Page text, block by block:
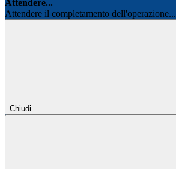
Attendere...
Attendere il completamento dell'operazione...
Chiudi